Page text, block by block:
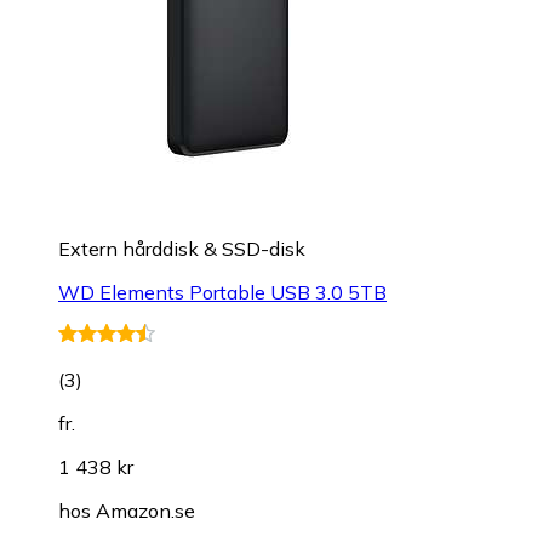
Extern hårddisk & SSD-disk
WD Elements Portable USB 3.0 5TB
(3)
fr.
1 438 kr
hos Amazon.se